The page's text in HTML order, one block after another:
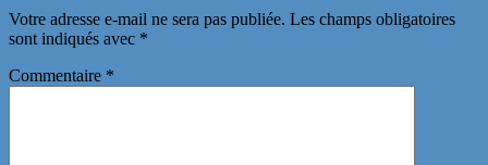
Votre adresse e-mail ne sera pas publiée. Les champs obligatoires
sont indiqués avec *
Commentaire *